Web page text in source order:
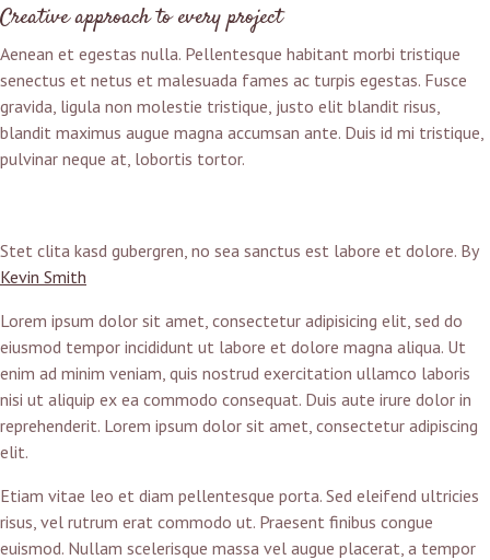
Creative approach to every project
Aenean et egestas nulla. Pellentesque habitant morbi tristique
senectus et netus et malesuada fames ac turpis egestas. Fusce
gravida, ligula non molestie tristique, justo elit blandit risus,
blandit maximus augue magna accumsan ante. Duis id mi tristique,
pulvinar neque at, lobortis tortor.
Stet clita kasd gubergren, no sea sanctus est labore et dolore. By
Kevin Smith
Lorem ipsum dolor sit amet, consectetur adipisicing elit, sed do
eiusmod tempor incididunt ut labore et dolore magna aliqua. Ut
enim ad minim veniam, quis nostrud exercitation ullamco laboris
nisi ut aliquip ex ea commodo consequat. Duis aute irure dolor in
reprehenderit. Lorem ipsum dolor sit amet, consectetur adipiscing
elit.
Etiam vitae leo et diam pellentesque porta. Sed eleifend ultricies
risus, vel rutrum erat commodo ut. Praesent finibus congue
euismod. Nullam scelerisque massa vel augue placerat, a tempor